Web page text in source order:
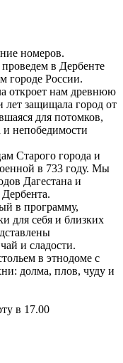
номеров.
в Дербенте
России.
откроет нам древнюю
лет защищала город от
для потомков,
и непобедимости
Старого города и
в 733 году. Мы
Дагестана и
в программу,
для себя и близких
и сладости.
в этнодоме с
долма, плов, чуду и
в 17.00